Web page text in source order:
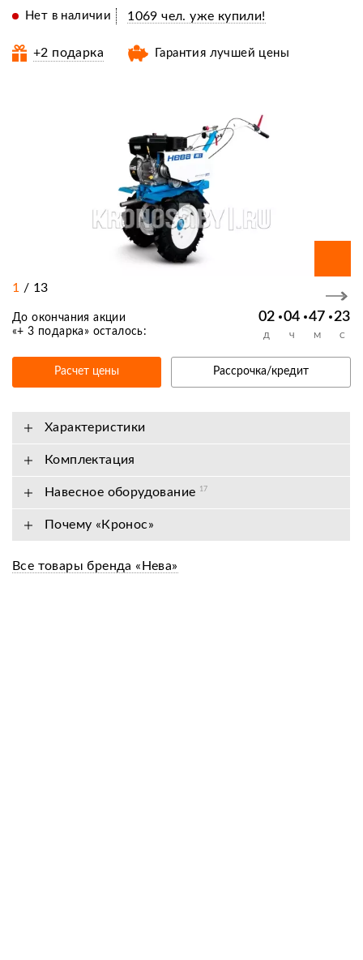
Нет в наличии 1069 чел. уже купили!
+2 подарка Гарантия лучшей цены
1 / 13
До окончания акции
«+ 3 подарка » осталось:
02 04 47 23
Д Ч М С
Расчет цены Рассрочка/кредит
Характеристики
Комплектация
Навесное оборудование 17
Почему «Кронос»
Все товары бренда «Нева»